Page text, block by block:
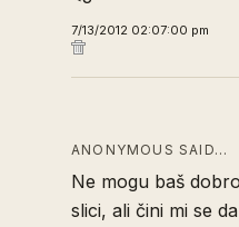
7/13/2012 02:07:00 pm
ANONYMOUS SAID…
Ne mogu baš
slici, ali čini mi se